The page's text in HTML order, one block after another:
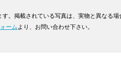
。掲載されている写真は、実物と異なる
ーム より、お問い合わせ下さい。